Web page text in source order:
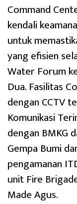
Command
kendali
untuk
yang efisien
Water Forum
Dua. Fasilitas
dengan CCTV
Komunikasi
dengan BMKG
Gempa Bumi
pengamanan
unit Fire
Made Agus.